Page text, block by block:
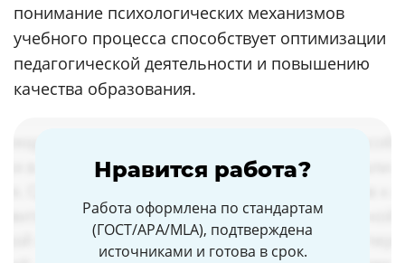
понимание психологических механизмов
учебного процесса способствует оптимизации
педагогической деятельности и повышению
качества образования.
Нравится работа?
Работа оформлена по стандартам
(ГОСТ/APA/MLA), подтверждена
источниками и готова в срок.